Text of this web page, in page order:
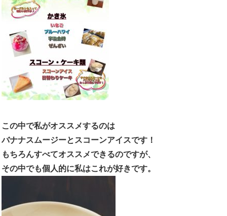
この中で私がオススメするのは
バナナスムージーとスコーンアイスです！
もちろんすべてオススメできるのですが、
その中でも個人的に私はこれが好きです。